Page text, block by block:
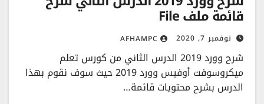
قائمة ملف File
نوفمبر 7, 2020 AFHAMPC
شرح وورد 2019 الدرس الثاني من كورس تعلم
ميكروسوفت أوفيس وورد 2019 حيث سوف نقوم بهذا
الدرس بشرح محتويات قائمة…